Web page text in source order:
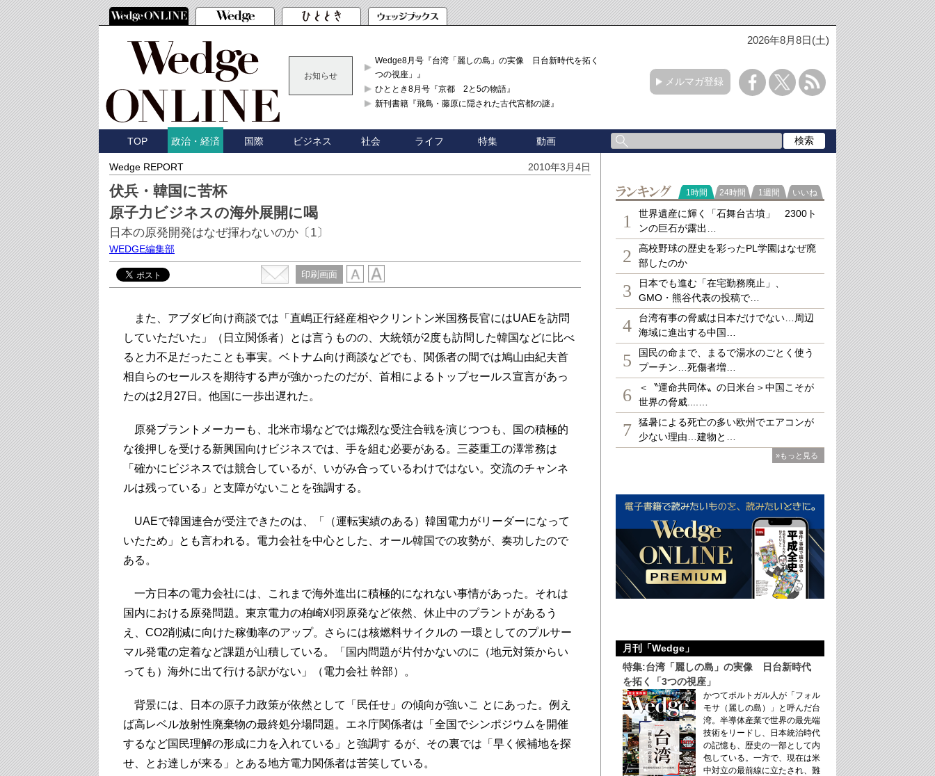
2026年8月8日(土)
お知らせ
Wedge8月号『台湾「麗しの島」の実像 日台新時代を拓く「3
つの視座」』
ひととき8月号『京都 2と5の物語』
新刊書籍『飛鳥・藤原に隠された古代宮都の謎』
メルマガ登録
TOP 政治・経済 国際 ビジネス 社会 ライフ 特集 動画
Wedge REPORT 2010年3月4日
伏兵・韓国に苦杯
原子力ビジネスの海外展開に喝
日本の原発開発はなぜ揮わないのか〔1〕
WEDGE編集部
印刷画面
また、アブダビ向け商談では「直嶋正行経産相やクリントン米国務長官にはUAEを訪問
していただいた」（日立関係者）とは言うものの、大統領が2度も訪問した韓国などに比べ
ると力不足だったことも事実。ベトナム向け商談などでも、関係者の間では鳩山由紀夫首
相自らのセールスを期待する声が強かったのだが、首相によるトップセールス宣言があっ
たのは2月27日。他国に一歩出遅れた。
原発プラントメーカーも、北米市場などでは熾烈な受注合戦を演じつつも、国の積極的
な後押しを受ける新興国向けビジネスでは、手を組む必要がある。三菱重工の澤常務は
「確かにビジネスでは競合しているが、いがみ合っているわけではない。交流のチャンネ
ルは残っている」と支障がないことを強調する。
UAEで韓国連合が受注できたのは、「（運転実績のある）韓国電力がリーダーになって
いたため」とも言われる。電力会社を中心とした、オール韓国での攻勢が、奏功したので
ある。
一方日本の電力会社には、これまで海外進出に積極的になれない事情があった。それは
国内における原発問題。東京電力の柏崎刈羽原発など依然、休止中のプラントがあるう
え、CO2削減に向けた稼働率のアップ。さらには核燃料サイクルの 一環としてのプルサー
マル発電の定着など課題が山積している。「国内問題が片付かないのに（地元対策からい
っても）海外に出て行ける訳がない」（電力会社 幹部）。
背景には、日本の原子力政策が依然として「民任せ」の傾向が強いこ とにあった。例え
ば高レベル放射性廃棄物の最終処分場問題。エネ庁関係者は「全国でシンポジウムを開催
するなど国民理解の形成に力を入れている」と強調す るが、その裏では「早く候補地を探
せ、とお達しが来る」とある地方電力関係者は苦笑している。
ランキング
1時間 24時間 1週間 いいね
1
世界遺産に輝く「石舞台古墳」 2300ト
ンの巨石が露出…
2
高校野球の歴史を彩ったPL学園はなぜ廃
部したのか
3
日本でも進む「在宅勤務廃止」、
GMO・熊谷代表の投稿で…
4
台湾有事の脅威は日本だけでない…周辺
海域に進出する中国…
5
国民の命まで、まるで湯水のごとく使う
プーチン…死傷者増…
6
＜〝運命共同体〟の日米台＞中国こそが
世界の脅威....…
7
猛暑による死亡の多い欧州でエアコンが
少ない理由…建物と…
»もっと見る
月刊「Wedge」
特集:台湾「麗しの島」の実像 日台新時代
を拓く「3つの視座」
かつてポルトガル人が「フォル
モサ（麗しの島）」と呼んだ台
湾。半導体産業で世界の最先端
技術をリードし、日本統治時代
の記憶も、歴史の一部として内
包している。一方で、現在は米
中対立の最前線に立たされ、難